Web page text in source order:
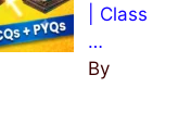
| Class
…
By